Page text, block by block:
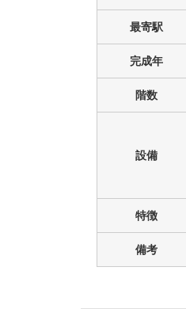
最寄駅
完成年
階数
設備
特徴
備考